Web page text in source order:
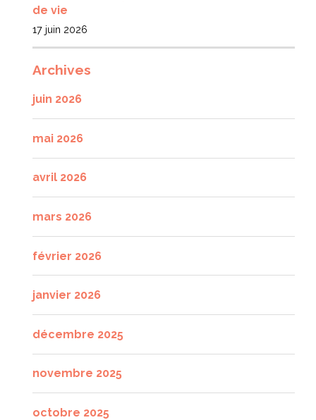
de vie
17 juin 2026
Archives
juin 2026
mai 2026
avril 2026
mars 2026
février 2026
janvier 2026
décembre 2025
novembre 2025
octobre 2025